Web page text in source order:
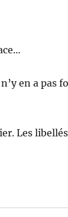
en a pas
Les